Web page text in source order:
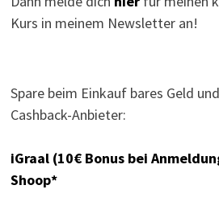
Kurs in meinem Newsletter an!
Spare beim Einkauf bares Geld
Cashback-Anbieter:
iGraal (10€ Bonus bei
Shoop*